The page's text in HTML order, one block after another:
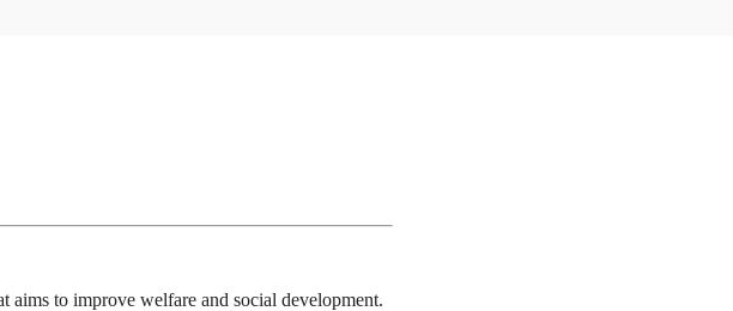
aims to improve welfare and social development.